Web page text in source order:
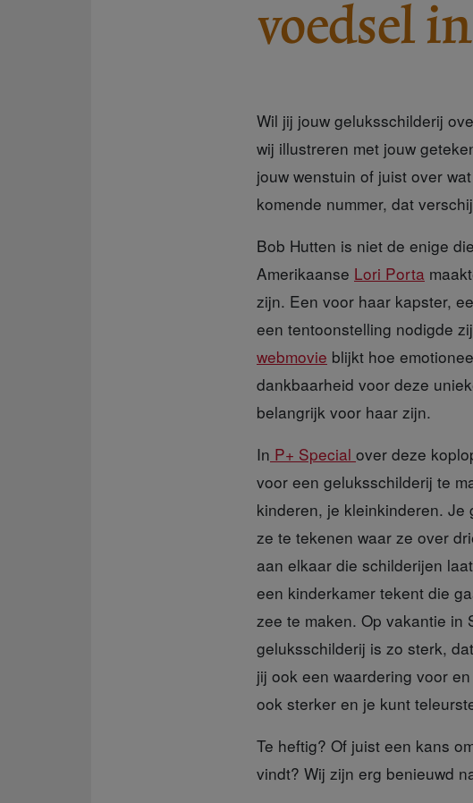
voedsel
Wil jij jouw geluksschilderij
wij illustreren met jouw
jouw wenstuin of juist over
komende nummer, dat
Bob Hutten is niet de enige
Amerikaanse Lori Porta
zijn. Een voor haar kapster,
een tentoonstelling nodigde
webmovie blijkt hoe
dankbaarheid voor deze
belangrijk voor haar zijn.
In P+ Special over deze
voor een geluksschilderij te
kinderen, je kleinkinderen.
ze te tekenen waar ze over
aan elkaar die schilderijen
een kinderkamer tekent die
zee te maken. Op vakantie in
geluksschilderij is zo sterk,
jij ook een waardering voor
ook sterker en je kunt
Te heftig? Of juist een kans
vindt? Wij zijn erg benieuwd